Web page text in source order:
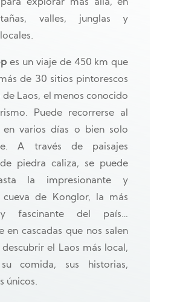
explorar más allá, en
valles, junglas y
es un viaje de 450 km que
de 30 sitios pintorescos
Laos, el menos conocido
Puede recorrerse al
en varios días o bien solo
A través de paisajes
piedra caliza, se puede
la impresionante y
cueva de Konglor, la más
fascinante del país…
en cascadas que nos salen
el Laos más local,
comida, sus historias,
únicos.